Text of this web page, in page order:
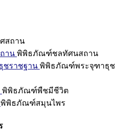
สถาน
าน พิพิธภัณฑ์ชลทัศนสถาน
ราชฐาน พิพิธภัณฑ์พระจุฑาธุช
พิพิธภัณฑ์พืชมีชีวิต
พิพิธภัณฑ์สมุนไพร